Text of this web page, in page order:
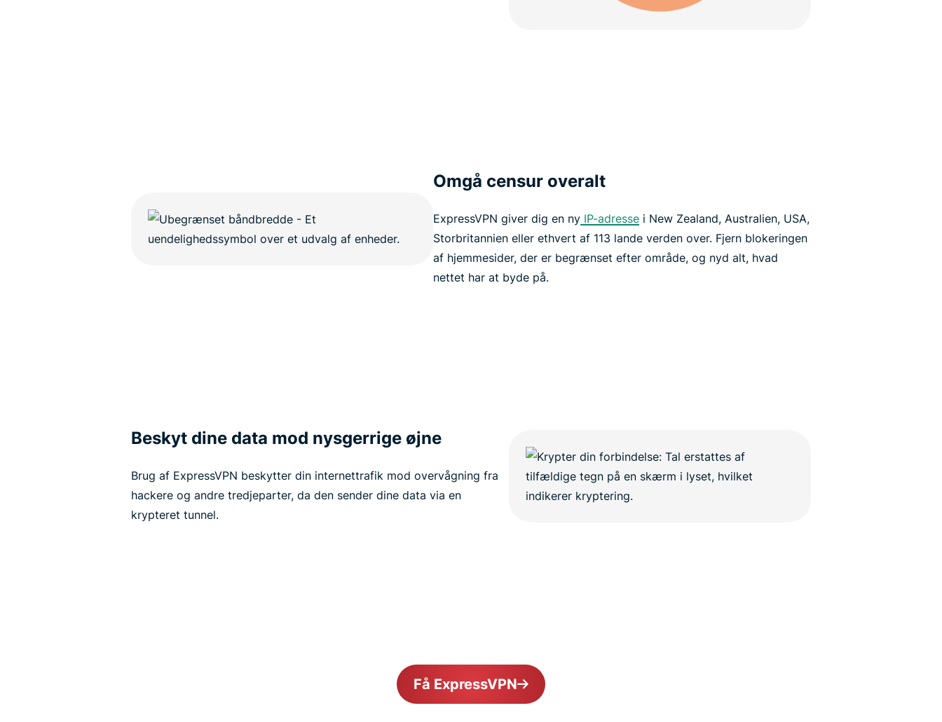
Omgå censur overalt
ExpressVPN giver dig en nyIP-adressei New Zealand, Australien, USA,
Storbritannien eller ethvert af 113 lande verden over. Fjern blokeringen
af hjemmesider, der er begrænset efter område, og nyd alt, hvad
nettet har at byde på.
Beskyt dine data mod nysgerrige øjne
Brug af ExpressVPN beskytter din internettrafik mod overvågning fra
hackere og andre tredjeparter, da den sender dine data via en
krypteret tunnel.
Få ExpressVPN